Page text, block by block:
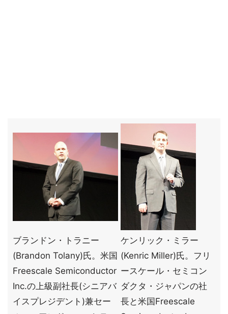
ブランドン・トラニー
(Brandon Tolany)氏。米国
Freescale Semiconductor
Inc.の上級副社長(シニアバ
イスプレジデント)兼セー
ケンリック・ミラー
(Kenric Miller)氏。フリ
ースケール・セミコン
ダクタ・ジャパンの社
長と米国Freescale